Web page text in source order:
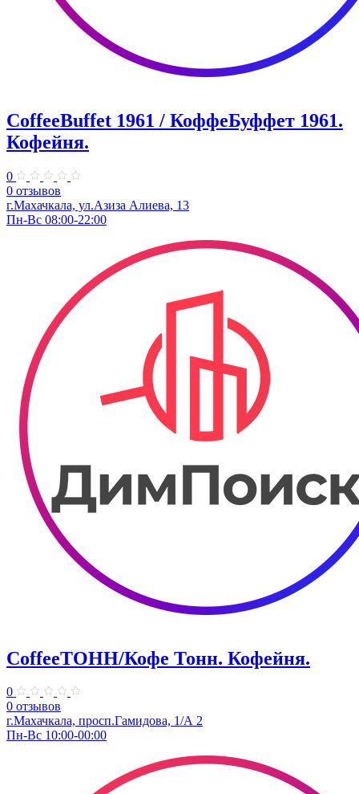
CoffeeBuffet 1961 / КоффеБуффет 1961.
Кофейня.
0
0 отзывов
г.Махачкала, ул.Азиза Алиева, 13
Пн-Вс 08:00-22:00
CoffeeТОНН/Кофе Тонн. Кофейня.
0
0 отзывов
г.Махачкала, просп.Гамидова, 1/А 2
Пн-Вс 10:00-00:00